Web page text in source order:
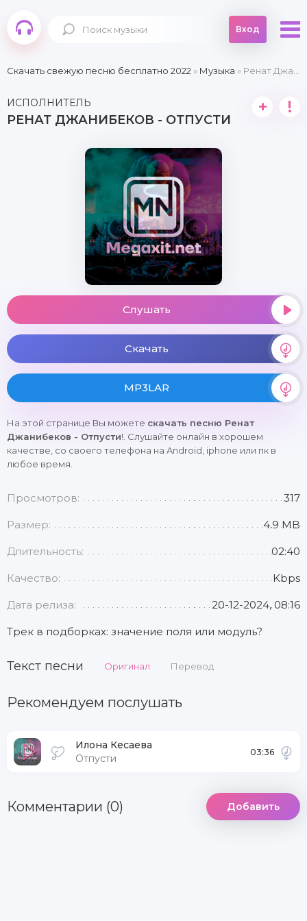
Вход
Скачать свежую песню бесплатно 2022 » Музыка » Ренат Джанибеков - Отпусти
ИСПОЛНИТЕЛЬ
РЕНАТ ДЖАНИБЕКОВ - ОТПУСТИ
+ !
Слушать
Скачать
MP3LAR
На этой странице Вы можете скачать песню Ренат
Джанибеков - Отпусти!. Слушайте онлайн в хорошем
качестве, со своего телефона на Android, iphone или пк в
любое время.
Просмотров: 317
Размер: 4.9 MB
Длительность: 02:40
Качество: Kbps
Дата релиза: 20-12-2024, 08:16
Трек в подборках: значение поля или модуль?
Текст песни Оригинал Перевод
Рекомендуем послушать
Илона Кесаева
Отпусти
03:36
Комментарии (0) Добавить